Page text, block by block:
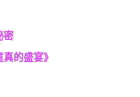
密
的盛宴》